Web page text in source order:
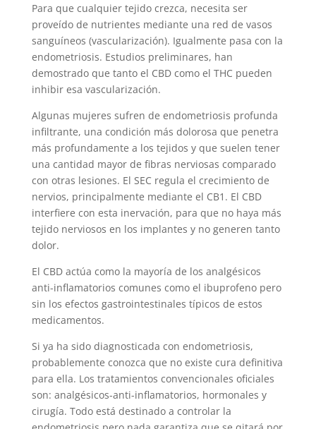
Para que cualquier tejido crezca, necesita ser
proveído de nutrientes mediante una red de vasos
sanguíneos (vascularización). Igualmente pasa con la
endometriosis. Estudios preliminares, han
demostrado que tanto el CBD como el THC pueden
inhibir esa vascularización.
Algunas mujeres sufren de endometriosis profunda
infiltrante, una condición más dolorosa que penetra
más profundamente a los tejidos y que suelen tener
una cantidad mayor de fibras nerviosas comparado
con otras lesiones. El SEC regula el crecimiento de
nervios, principalmente mediante el CB1. El CBD
interfiere con esta inervación, para que no haya más
tejido nerviosos en los implantes y no generen tanto
dolor.
El CBD actúa como la mayoría de los analgésicos
anti-inflamatorios comunes como el ibuprofeno pero
sin los efectos gastrointestinales típicos de estos
medicamentos.
Si ya ha sido diagnosticada con endometriosis,
probablemente conozca que no existe cura definitiva
para ella. Los tratamientos convencionales oficiales
son: analgésicos-anti-inflamatorios, hormonales y
cirugía. Todo está destinado a controlar la